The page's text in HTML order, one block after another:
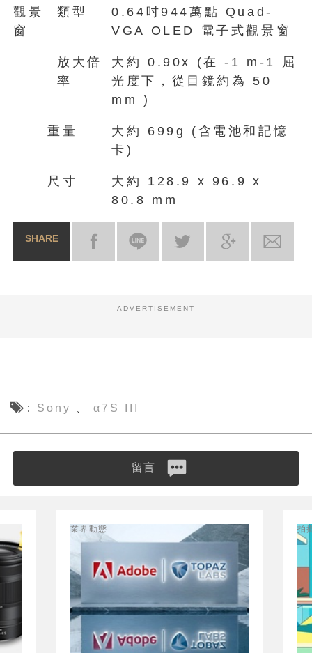
觀景
窗
類型
0.64吋944萬點 Quad-
VGA OLED 電子式觀景窗
放大倍
率
大約 0.90x (在 -1 m-1 屈
光度下，從目鏡約為 50
mm )
重量
大約 699g (含電池和記憶
卡)
尺寸
大約 128.9 x 96.9 x
80.8 mm
SHARE
ADVERTISEMENT
Sony α7S III
留言
業界動態 拍